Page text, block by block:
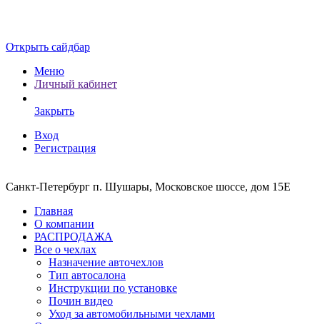
Открыть сайдбар
Меню
Личный кабинет
Закрыть
Вход
Регистрация
Санкт-Петербург п. Шушары, Московское шоссе, дом 15Е
Главная
О компании
РАСПРОДАЖА
Все о чехлах
Назначение авточехлов
Тип автосалона
Инструкции по установке
Почин видео
Уход за автомобильными чехлами